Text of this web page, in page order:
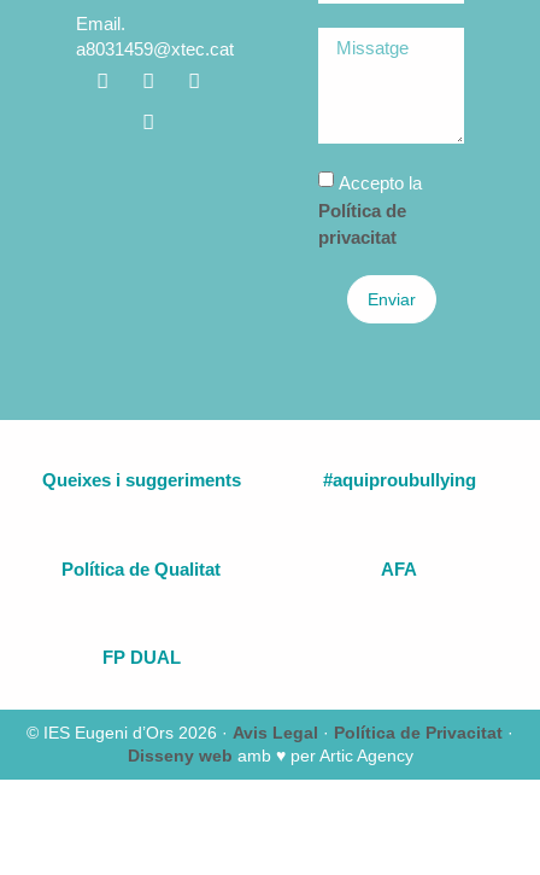
Email.
a8031459@xtec.cat
Accepto la
Política de
privacitat
Enviar
Queixes i suggeriments #aquiproubullying
Política de Qualitat AFA
FP DUAL
© IES Eugeni d’Ors 2026 · Avis Legal · Política de Privacitat ·
Disseny web amb ♥️ per Artic Agency